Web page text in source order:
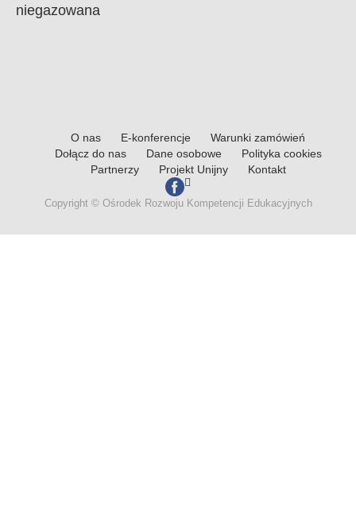
niegazowana
O nas E-konferencje
Warunki zamówień
Dołącz do nas
Dane osobowe
Polityka cookies
Partnerzy
Projekt Unijny Kontakt
Copyright © Ośrodek Rozwoju Kompetencji Edukacyjnych